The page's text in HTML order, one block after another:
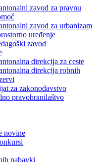
zavod za pravnu
zavod za urbanizam
uređenje
zavod
direkcija za ceste
direkcija robnih
za zakonodavstvo
pravobranilaštvo
novine
nabavki